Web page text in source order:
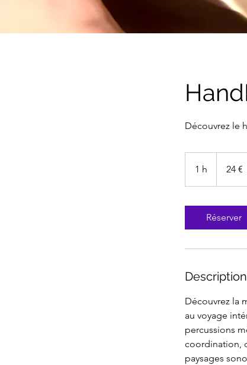
Découvrez le
1 h 24 €
Réserver
Découvrez la
au voyage
percussions
coordination,
paysages